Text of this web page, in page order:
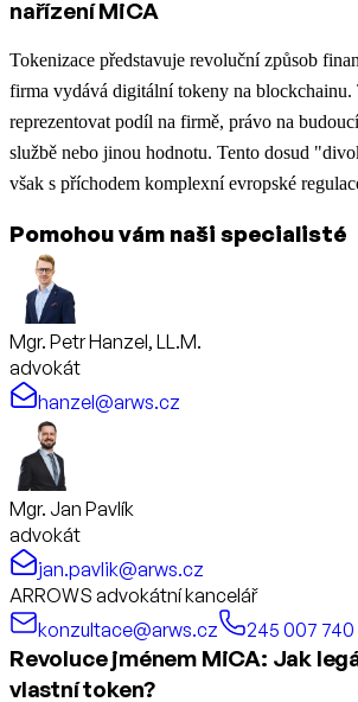
nařízení MiCA
Tokenizace představuje revoluční způsob
firma vydává digitální tokeny na blockchainu.
reprezentovat podíl na firmě, právo na
službě nebo jinou hodnotu. Tento dosud
však s příchodem komplexní evropské
Pomohou vám naši specialisté
Mgr. Petr Hanzel, LL.M.
advokát
hanzel@arws.cz
Mgr. Jan Pavlík
advokát
jan.pavlik@arws.cz
ARROWS advokátní kancelář
konzultace@arws.cz
245 007 740
Revoluce jménem MiCA: Jak
vlastní token?